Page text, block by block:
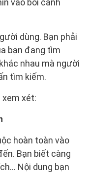
dùng. Bạn phải
bạn đang tìm
nhau mà người
tìm kiếm.
xét:
hoàn toàn vào
Bạn biết càng
Nội dung bạn